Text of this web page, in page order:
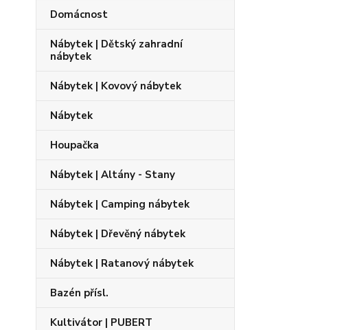
Domácnost
Nábytek | Dětský zahradní
nábytek
Nábytek | Kovový nábytek
Nábytek
Houpačka
Nábytek | Altány - Stany
Nábytek | Camping nábytek
Nábytek | Dřevěný nábytek
Nábytek | Ratanový nábytek
Bazén přísl.
Kultivátor | PUBERT